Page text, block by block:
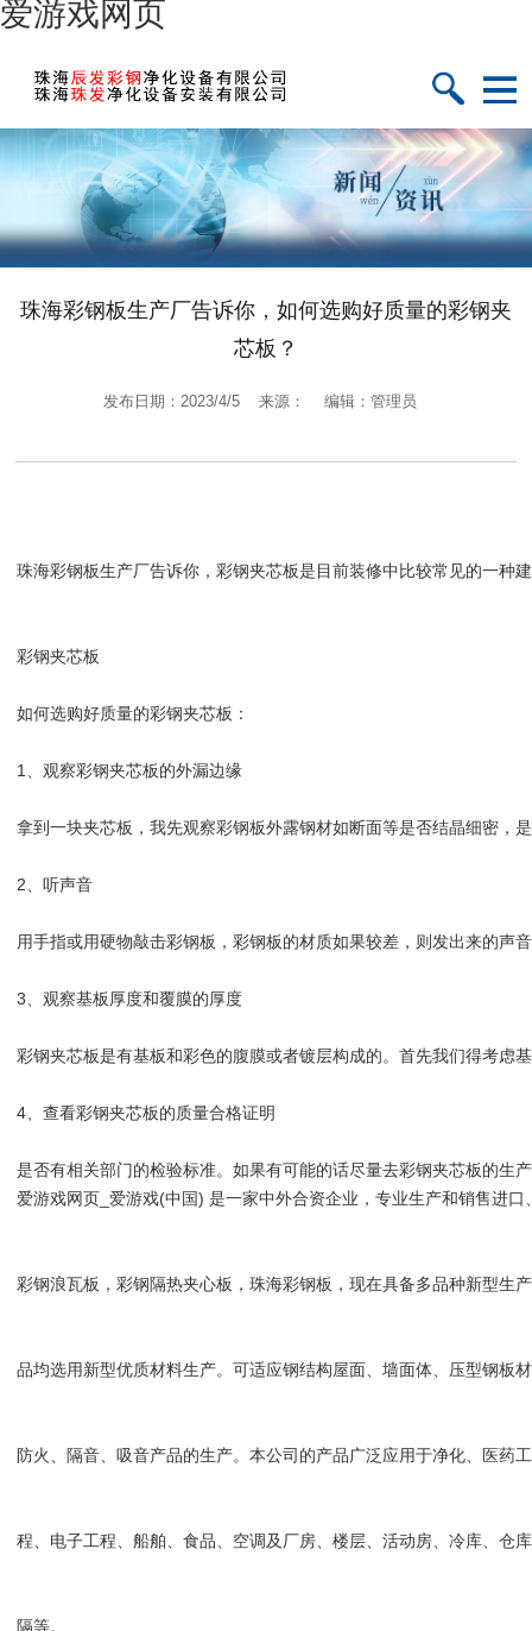
爱游戏网页
珠海彩钢板生产厂告诉你，如何选购好质量的彩钢夹
芯板？
发布日期：2023/4/5 来源： 编辑：管理员
珠海彩钢板生产厂告诉你，彩钢夹芯板是目前装修中比较常见的一种
彩钢夹芯板
如何选购好质量的彩钢夹芯板：
1、观察彩钢夹芯板的外漏边缘
拿到一块夹芯板，我先观察彩钢板外露钢材如断面等是否结晶细密，
2、听声音
用手指或用硬物敲击彩钢板，彩钢板的材质如果较差，则发出来的声
3、观察基板厚度和覆膜的厚度
彩钢夹芯板是有基板和彩色的腹膜或者镀层构成的。首先我们得考
4、查看彩钢夹芯板的质量合格证明
是否有相关部门的检验标准。如果有可能的话尽量去彩钢夹芯板的生
爱游戏网页_爱游戏(中国) 是一家中外合资企业，专业生产和销售进口
彩钢浪瓦板，彩钢隔热夹心板，珠海彩钢板，现在具备多品种新型生
品均选用新型优质材料生产。可适应钢结构屋面、墙面体、压型钢板
防火、隔音、吸音产品的生产。本公司的产品广泛应用于净化、医药
程、电子工程、船舶、食品、空调及厂房、楼层、活动房、冷库、仓
隔等。